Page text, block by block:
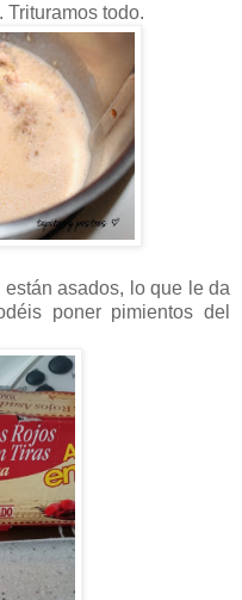
todo.
asados, lo que le da
poner pimientos del